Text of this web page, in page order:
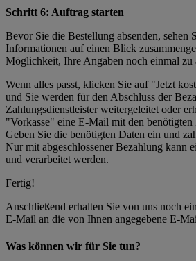
Schritt 6: Auftrag starten
Bevor Sie die Bestellung absenden, sehen
Informationen auf einen Blick
Möglichkeit, Ihre Angaben noch einmal zu
Wenn alles passt, klicken Sie auf "Jetzt
und Sie werden für den Abschluss der
Zahlungsdienstleister weitergeleitet oder
"Vorkasse" eine E-Mail mit den
Geben Sie die benötigten Daten ein und
Nur mit abgeschlossener Bezahlung kann
und verarbeitet werden.
Fertig!
Anschließend erhalten Sie von uns noch
E-Mail an die von Ihnen angegebene E-
Was können wir für Sie tun?